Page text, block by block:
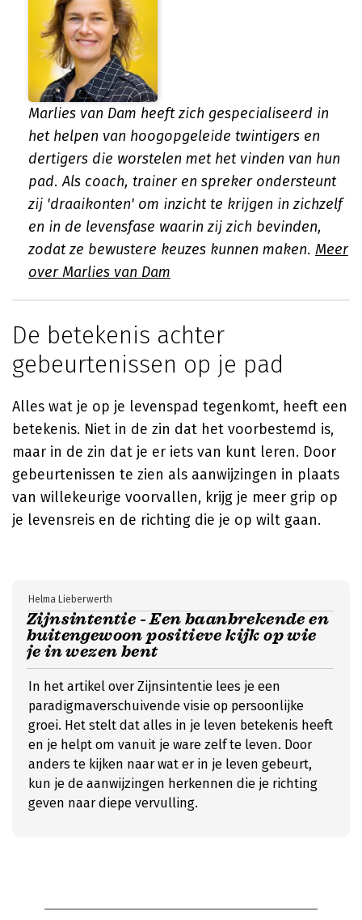
Marlies van Dam heeft zich gespecialiseerd in
het helpen van hoogopgeleide twintigers en
dertigers die worstelen met het vinden van hun
pad. Als coach, trainer en spreker ondersteunt
zij 'draaikonten' om inzicht te krijgen in zichzelf
en in de levensfase waarin zij zich bevinden,
zodat ze bewustere keuzes kunnen maken. Meer
over Marlies van Dam
De betekenis achter
gebeurtenissen op je pad
Alles wat je op je levenspad tegenkomt, heeft een
betekenis. Niet in de zin dat het voorbestemd is,
maar in de zin dat je er iets van kunt leren. Door
gebeurtenissen te zien als aanwijzingen in plaats
van willekeurige voorvallen, krijg je meer grip op
je levensreis en de richting die je op wilt gaan.
Zijnsintentie - Een baanbrekende en
buitengewoon positieve kijk op wie
je in wezen bent
Helma Lieberwerth
In het artikel over Zijnsintentie lees je een
paradigmaverschuivende visie op persoonlijke
groei. Het stelt dat alles in je leven betekenis heeft
en je helpt om vanuit je ware zelf te leven. Door
anders te kijken naar wat er in je leven gebeurt,
kun je de aanwijzingen herkennen die je richting
geven naar diepe vervulling.